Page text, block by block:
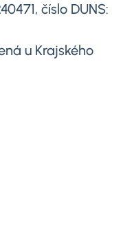
číslo DUNS:
u Krajského